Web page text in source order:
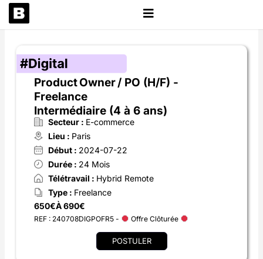
Aller
au
Product Owner / PO (H/F) -
Freelance
Intermédiaire (4 à 6 ans)
Secteur : E-commerce
Lieu : Paris
Début : 2024-07-22
Durée : 24 Mois
Télétravail : Hybrid Remote
Type : Freelance
650€À 690€
REF : 240708DIGPOFR5 - Offre Clôturée
POSTULER